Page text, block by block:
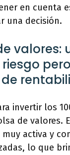
en cuenta
una decisión.
valores:
invertir los
de valores.
activa y
lo que